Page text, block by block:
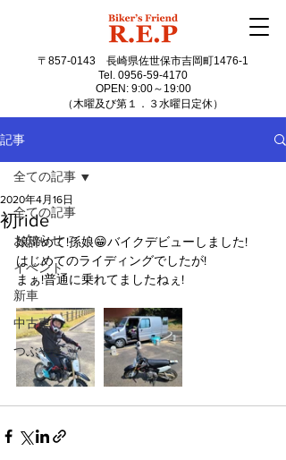
〒857-0143 長崎県佐世保市吉岡町1476-1
Tel. 0956-59-4170
OPEN: 9:00～19:00
（木曜及び第１．３水曜日定休）
記事
全ての記事
お知らせ
イベント
新車
中古車
つぶやき
全ての記事
初ride
2020年4月16日
娘諦めて!孫娘😁バイクデビューしました!
はじめてのライディングでしたが!
まぁ!普通に乗れてましたねぇ!